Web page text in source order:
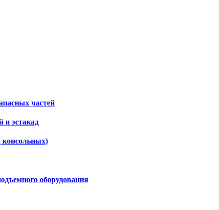
частей
и эстакад
консольных)
оборудования